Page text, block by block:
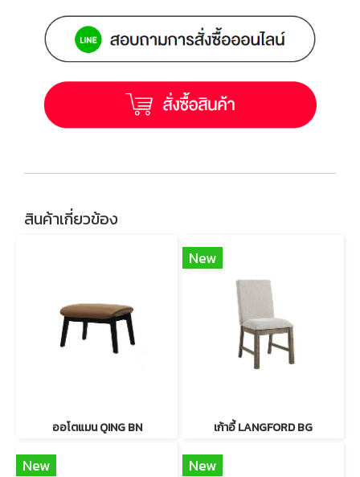
สินค้าเกี่ยวข้อง
ออโตแมน QING BN
New
เก้าอี้ LANGFORD BG
New New